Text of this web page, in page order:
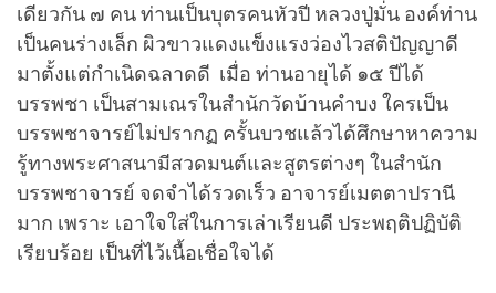
เดียวกัน ๗ คน ท่านเป็นบุตรคนหัวปี หลวงปู่มั่น องค์ท่าน
เป็นคนร่างเล็ก ผิวขาวแดงแข็งแรงว่องไวสติปัญญาดี
มาตั้งแต่กำเนิดฉลาดดี เมื่อ ท่านอายุได้ ๑๕ ปีได้
บรรพชา เป็นสามเณรในสำนักวัดบ้านคำบง ใครเป็น
บรรพชาจารย์ไม่ปรากฏ ครั้นบวชแล้วได้ศึกษาหาความ
รู้ทางพระศาสนามีสวดมนต์และสูตรต่างๆ ในสำนัก
บรรพชาจารย์ จดจำได้รวดเร็ว อาจารย์เมตตาปรานี
มาก เพราะ เอาใจใส่ในการเล่าเรียนดี ประพฤติปฏิบัติ
เรียบร้อย เป็นที่ไว้เนื้อเชื่อใจได้